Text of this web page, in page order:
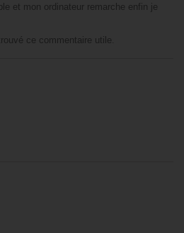
et mon ordinateur remarche enfin je
ce commentaire utile.